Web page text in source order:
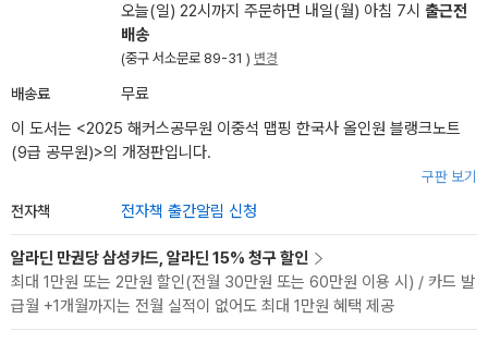
오늘(일) 22시까지 주문하면 내일(월) 아침 7시 출근전
배송
(중구 서소문로 89-31 ) 변경
배송료
무료
이 도서는 <2025 해커스공무원 이중석 맵핑 한국사 올인원 블랭크노트
(9급 공무원)>의 개정판입니다.
구판 보기
전자책 전자책 출간알림 신청
알라딘 만권당 삼성카드, 알라딘 15% 청구 할인
최대 1만원 또는 2만원 할인(전월 30만원 또는 60만원 이용 시) / 카드 발
급월 +1개월까지는 전월 실적이 없어도 최대 1만원 혜택 제공